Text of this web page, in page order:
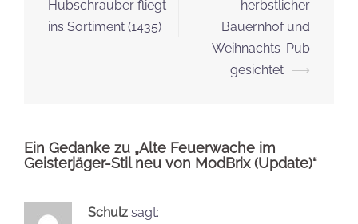
Navigation
Hubschrauber fliegt
ins Sortiment (1435)
herbstlicher
Bauernhof und
Weihnachts-Pub
gesichtet ⟶
Ein Gedanke zu „Alte Feuerwache im
Geisterjäger-Stil neu von ModBrix (Update)“
Schulz sagt: